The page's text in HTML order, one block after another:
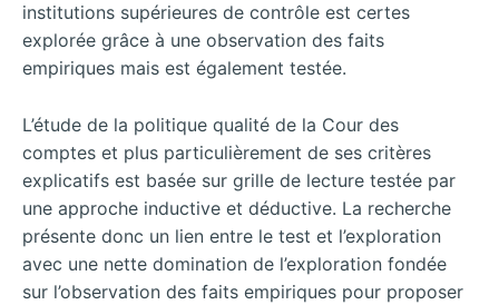
institutions supérieures de contrôle est certes
explorée grâce à une observation des faits
empiriques mais est également testée.
L’étude de la politique qualité de la Cour des
comptes et plus particulièrement de ses critères
explicatifs est basée sur grille de lecture testée par
une approche inductive et déductive. La recherche
présente donc un lien entre le test et l’exploration
avec une nette domination de l’exploration fondée
sur l’observation des faits empiriques pour proposer